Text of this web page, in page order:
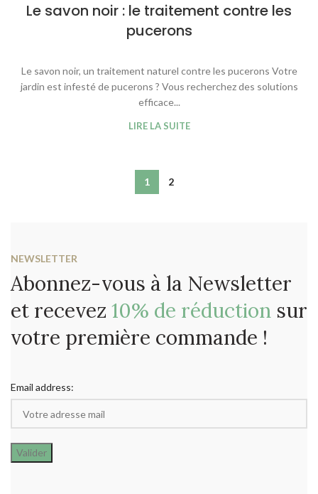
Le savon noir : le traitement contre les
pucerons
Le savon noir, un traitement naturel contre les pucerons Votre
jardin est infesté de pucerons ? Vous recherchez des solutions
efficace...
LIRE LA SUITE
1 2
NEWSLETTER
Abonnez-vous à la Newsletter
et recevez 10% de réduction sur
votre première commande !
Email address: